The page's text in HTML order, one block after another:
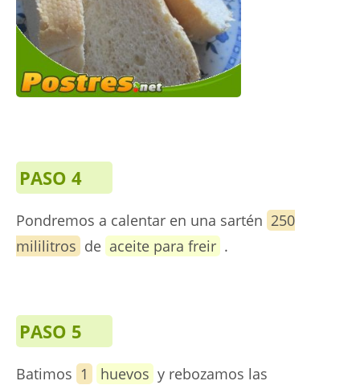
PASO 4
Pondremos a calentar en una sartén 250
mililitros de aceite para freir .
PASO 5
Batimos 1 huevos y rebozamos las